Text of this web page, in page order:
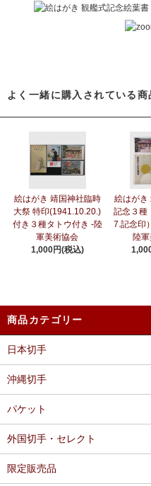
よく一緒に購入されている商
絵はがき 靖国神社臨時
大祭 特印(1941.10.20.)
付き３種タトウ付き -陸
軍美術協会
1,000円(税込)
絵はがき
記念３種
7.記念印
陸
商品カテゴリー
日本切手
沖縄切手
パケット
外国切手・セレクト
限定販売品